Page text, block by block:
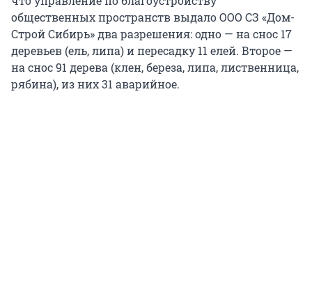
общественных пространств выдало ООО СЗ «Дом-
Строй Сибирь» два разрешения: одно — на снос 17
деревьев (ель, липа) и пересадку 11 елей. Второе —
на снос 91 дерева (клен, береза, липа, лиственница,
рябина), из них 31 аварийное.